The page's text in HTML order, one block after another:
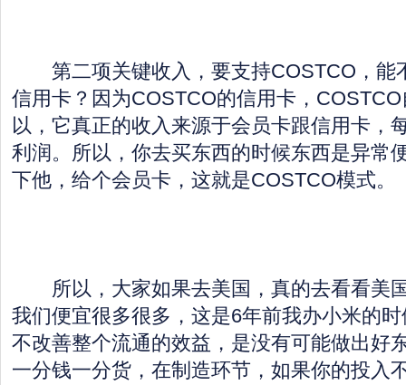
第二项关键收入，要支持COSTCO，能
信用卡？因为COSTCO的信用卡，
以，它真正的收入来源于会员卡跟信用卡，
利润。所以，你去买东西的时候东西是异常
下他，给个会员卡，这就是COSTCO模式。
所以，大家如果去美国，真的去看看美
我们便宜很多很多，这是6年前我办小米的
不改善整个流通的效益，是没有可能做出好
一分钱一分货，在制造环节，如果你的投入